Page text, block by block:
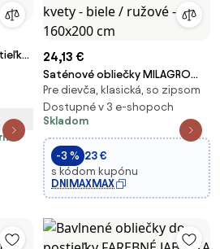
24,13 €
Saténové obliečky MILAGRO
VERDE Jemné kvety - biele /
ružové - 160x200 cm
Pre dievča, klasická, so zipsom
Dostupné v 3 e-shopoch
Skladom
-3 % 23 €
s kódom kupónu
DNIMAXMAX